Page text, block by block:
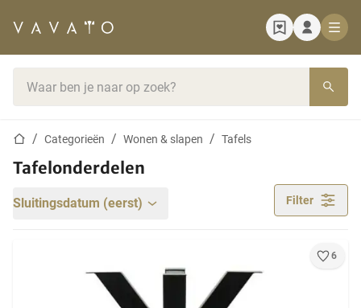
StartpaginaCategorieën Wonen & slapen Tafels
Tafelonderdelen
Sluitingsdatum (eerst) Filter
6